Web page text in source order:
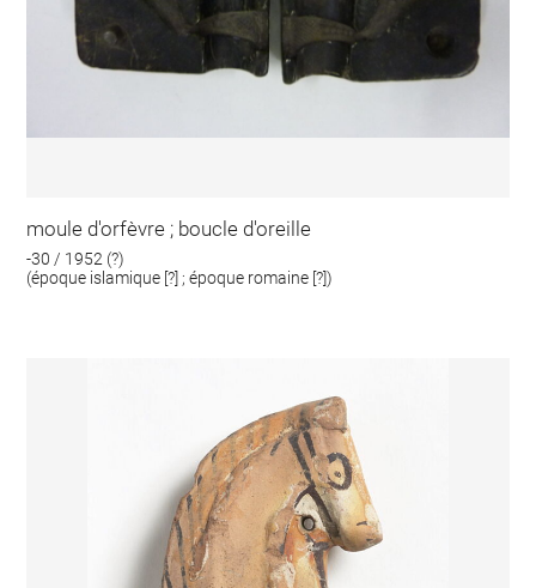
moule d'orfèvre ; boucle d'oreille
-30 / 1952 (?)
(époque islamique [?] ; époque romaine [?])